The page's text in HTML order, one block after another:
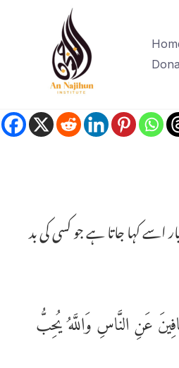
کہا جاتا ہے جو کسی کی بد
عَنِ النَّاسِ وَاللَّهُ يُحِبُّ